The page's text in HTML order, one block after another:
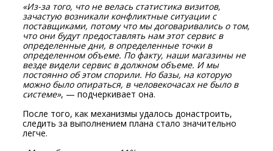
«Из-за того, что не велась статистика визитов,
зачастую возникали конфликтные ситуации с
поставщиками, потому что мы договаривались о том,
что они будут предоставлять нам этот сервис в
определенные дни, в определенные точки в
определенном объеме. По факту, наши магазины не
везде видели сервис в должном объеме. И мы
постоянно об этом спорили. Но базы, на которую
можно было опираться, в человекочасах не было в
системе», — подчеркивает она.
После того, как механизмы удалось донастроить,
следить за выполнением плана стало значительно
легче.